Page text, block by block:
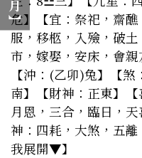
月
︼
危】
【宜：祭祀，齋
服，移柩，入殮，破土
市，嫁娶，安床，會親
【沖：(乙卯)兔】【
南】【財神：正東】
月恩，三合，臨日，
神：四耗，大煞，五離
我展開▼】